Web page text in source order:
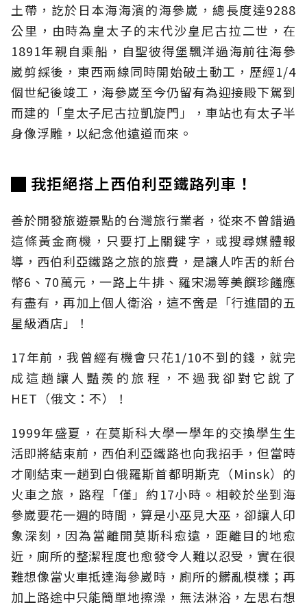
土帶，訖於日本海海濱的海參崴，總長度達9288
公里，由時為皇太子的末代沙皇尼古拉二世，在
1891年親自乘船，自聖彼得堡飄洋過海前往海參
崴剪綵後，東西兩線同時開始破土動工，歷經1/4
個世紀後竣工，海參崴至今仍留有為迎接殿下駕到
而建的「皇太子尼古拉凱旋門」，車站也有太子半
身像浮雕，以紀念他遠道而來。
█ 我拒絕搭上西伯利亞鐵路列車！
善於開發旅遊景點的台灣旅行業者，從來不曾錯過
這條黃金商機，只要打上關鍵字，或搜尋媒體報
導，西伯利亞鐵路之旅的旅費，是讓人咋舌的新台
幣6、70萬元，一路上牛排、羅宋湯等美饌珍饈應
有盡有，再加上個人衛浴，這不啻是「行進間的五
星級酒店」！
17年前，我曾經有機會只花1/10不到的錢，就完
成這趟讓人豔羨的旅程，不過我卻對它說了
HET（俄文：不）！
1999年盛夏，在莫斯科大學一學年的交換學生生
活即將結束前，西伯利亞鐵路也向我招手，但當時
才剛結束一趟到白俄羅斯首都明斯克（Minsk）的
火車之旅，路程「僅」約17小時。相較於坐到海
參崴要花一週的時間，算是小巫見大巫，卻讓人印
象深刻，因為當離開莫斯科愈遠，距離目的地愈
近，廁所的整潔程度也愈發令人難以忍受，實在很
難想像當火車抵達海參崴時，廁所的髒亂模樣；再
加上路途中只能簡單地擦澡，無法淋浴，左思右想